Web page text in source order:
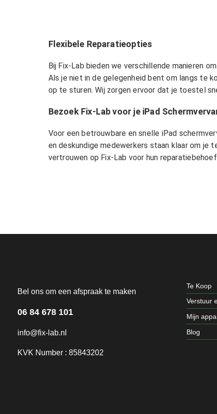
Flexibele Reparatieopties
Bij Fix-Lab bieden we verschillende manieren
Als je niet in de gelegenheid bent om langs te
op te sturen. Wij zorgen ervoor dat je toestel
Bezoek Fix-Lab voor je iPad
Voor een betrouwbare en snelle iPad
en deskundige medewerkers staan klaar om je
vertrouwen op Fix-Lab voor hun
Bel ons om een afspraak te maken
06 84 678 101
info@fix-lab.nl
KVK Number : 85843202
Te Koop
Verstuur
Mijn
Blog